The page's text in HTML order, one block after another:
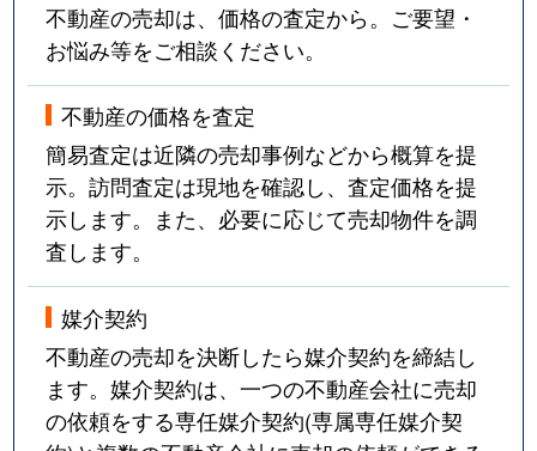
不動産の売却は、価格の査定から。ご要望・
お悩み等をご相談ください。
不動産の価格を査定
簡易査定は近隣の売却事例などから概算を提
示。訪問査定は現地を確認し、査定価格を提
示します。また、必要に応じて売却物件を調
査します。
媒介契約
不動産の売却を決断したら媒介契約を締結し
ます。媒介契約は、一つの不動産会社に売却
の依頼をする専任媒介契約(専属専任媒介契